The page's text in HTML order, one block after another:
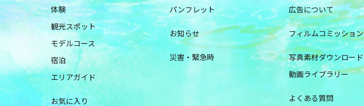
体験
観光スポット
モデルコース
宿泊
エリアガイド
お気に入り
パンフレット
お知らせ
災害・緊急時
広告について
フィルムコミッション
写真素材ダウンロード
動画ライブラリー
よくある質問